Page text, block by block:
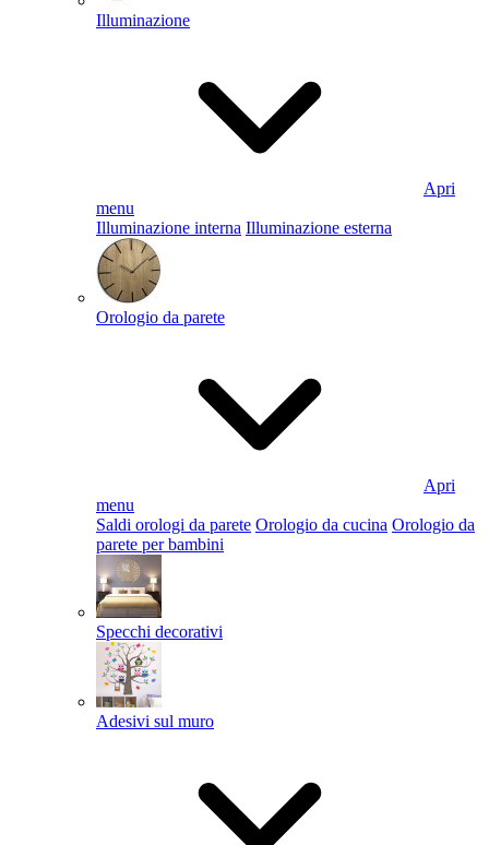
Illuminazione
Apri
menu
Illuminazione interna Illuminazione esterna
Orologio da parete
Apri
menu
Saldi orologi da parete Orologio da cucina Orologio da
parete per bambini
Specchi decorativi
Adesivi sul muro